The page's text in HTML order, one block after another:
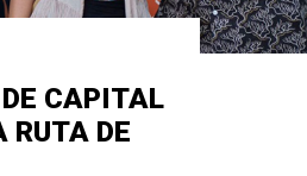
CAPITAL
RUTA DE